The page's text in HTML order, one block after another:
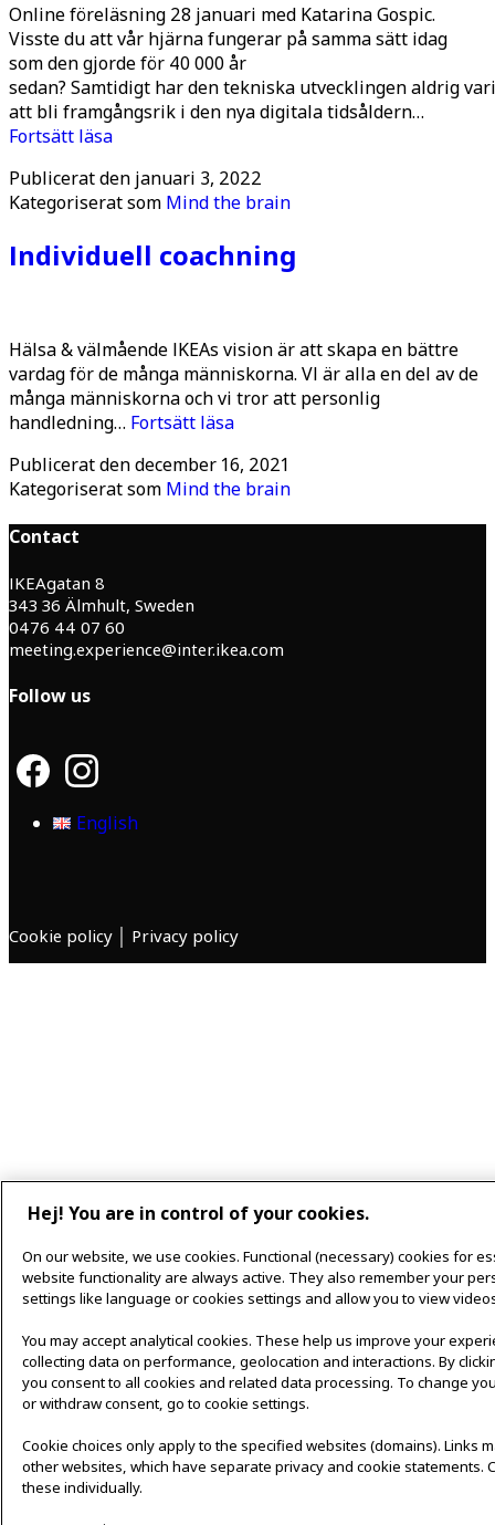
Online föreläsning ​​28 januari med Katarina Gospic.
Visste du att vår hjärna fungerar på samma sätt idag
som den gjorde för 40 000 år
sedan? Samtidigt har den tekniska utvecklingen aldrig
att bli framgångsrik i den nya digitala tidsåldern…
Fortsätt läsaDigital
Publicerat den januari 3, 2022
Kategoriserat som Mind the brain
Individuell coachning
Hälsa & välmående IKEAs vision är att skapa en bättre
vardag för de många människorna. VI är alla en del av de
många människorna och vi tror att personlig
handledning… Fortsätt läsaIndividuell
Publicerat dendecember 16, 2021
Kategoriserat som Mind the brain
Contact
IKEAgatan 8
343 36 Älmhult, Sweden
0476 44 07 60
meeting.experience@inter.ikea.com
Follow us
F
a
e
I
n
s
t
English
Cookie policy Privacy policy
Hej! You are in control of your cookies.
On our website, we use cookies. Functional (necessary) cookies for
website functionality are always active. They also remember your
settings like language or cookies settings and allow you to view
You may accept analytical cookies. These help us improve your
collecting data on performance, geolocation and interactions. By
you consent to all cookies and related data processing. To change
or withdraw consent, go to cookie settings.
Cookie choices only apply to the specified websites (domains). Links
other websites, which have separate privacy and cookie statements.
these individually.